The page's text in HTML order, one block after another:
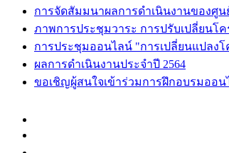
การจัดสัมมนาผลการดำเนินงานของศูน
ภาพการประชุมวาระ การปรับเปลี่ยนโ
การประชุมออนไลน์ "การเปลี่ยนแปลงโ
ผลการดำเนินงานประจำปี 2564
ขอเชิญผู้สนใจเข้าร่วมการฝึกอบรมออน